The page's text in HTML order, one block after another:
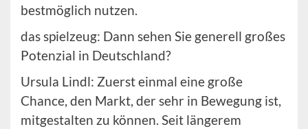
bestmöglich nutzen.
das spielzeug: Dann sehen Sie generell großes
Potenzial in Deutschland?
Ursula Lindl: Zuerst einmal eine große
Chance, den Markt, der sehr in Bewegung ist,
mitgestalten zu können. Seit längerem